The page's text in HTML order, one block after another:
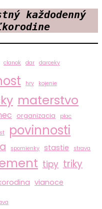
každodenný
clanok dar darceky
hry kojenie
materstvo
organizacia plac
povinnosti
spomienky stastie strava
tipy triky
vianoce